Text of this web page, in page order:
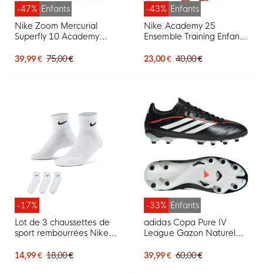
-47% Enfants
Nike Zoom Mercurial
Superfly 10 Academy
Chaussures de Foot (MG)
39,99 € 75,00 €
-43% Enfants
Nike Academy 25
Ensemble Training Enfants
23,00 € 40,00 €
-17%
Lot de 3 chaussettes de
sport rembourrées Nike
moyenne, blanches et
14,99 € 18,00 €
-33% Enfants
adidas Copa Pure IV
League Gazon Naturel
Enfants Noir Blanc Rouge
39,99 € 60,00 €